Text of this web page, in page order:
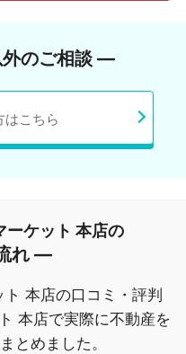
のご相談 ―
はこちら
ーケット 本店の
れ ―
本店の口コミ・評判
本店で実際に不動産を
とめました。